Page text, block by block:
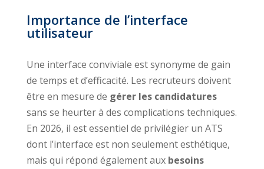
Importance de l’interface
utilisateur
Une interface conviviale est synonyme de gain
de temps et d’efficacité. Les recruteurs doivent
être en mesure de gérer les candidatures
sans se heurter à des complications techniques.
En 2026, il est essentiel de privilégier un ATS
dont l’interface est non seulement esthétique,
mais qui répond également aux besoins